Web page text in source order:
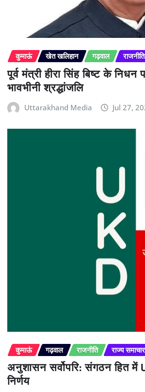
कुमाऊं खेत खलिहान गढ़वाल राजनीति
पूर्व मंत्री हीरा सिंह बिष्ट के
भावभीनी श्रद्धांजलि
Uttarakhand Media Jul 27,
कुमाऊं गढ़वाल राजनीति राज्य समाचार
अनुशासन सर्वोपरि: संगठन हित में
निर्णय